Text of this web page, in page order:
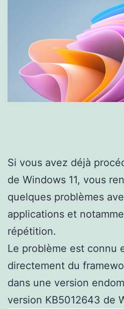
Si vous avez déjà
de Windows 11, vous
quelques problèmes
applications et
répétition.
Le problème est connu
directement du
dans une version
version KB5012643 de